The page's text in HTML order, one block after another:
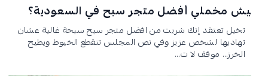
مخملي أفضل متجر سبح في السعودية؟
تخيل تعتقد إنك شريت من افضل متجر سبح سبحة غالية عشان
تهاديها لشخص عزيز وفي نص المجلس تنقطع الخيوط ويطيح
الخرز… موقف لا ت...